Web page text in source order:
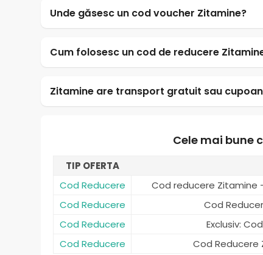
Unde găsesc un cod voucher Zitamine?
Cum folosesc un cod de reducere
Zitamine are transport gratuit sau
Cele mai bune
TIP OFERTA
Cod Reducere
Cod reducere Zitamine
Cod Reducere
Cod
Cod Reducere
Exclusiv:
Cod Reducere
Cod Reducere